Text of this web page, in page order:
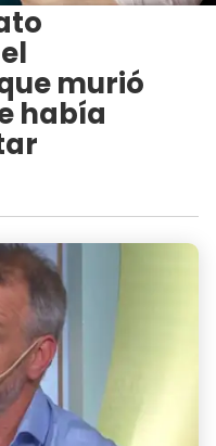
murió
había